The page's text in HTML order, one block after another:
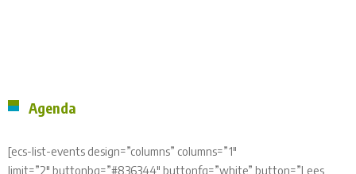
Agenda
[ecs-list-events design=”columns” columns=”1″
limit=”2″ buttonbg=”#836344″ buttonfg=”white” button=”Lees